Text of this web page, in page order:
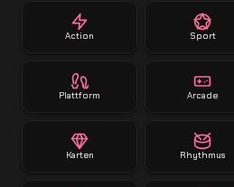
Action Sport
Plattform Arcade
Karten Rhythmus